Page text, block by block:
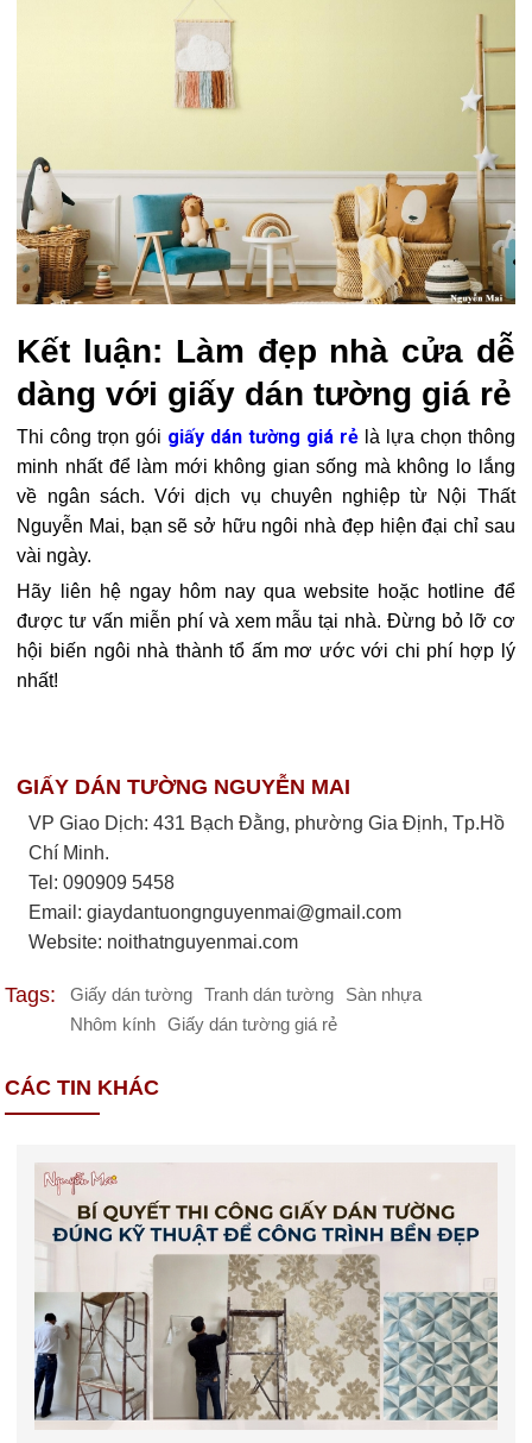
Kết luận: Làm đẹp nhà cửa dễ
dàng với giấy dán tường giá rẻ
Thi công trọn gói giấy dán tường giá rẻlà lựa chọn thông
minh nhất để làm mới không gian sống mà không lo lắng
về ngân sách. Với dịch vụ chuyên nghiệp từ Nội Thất
Nguyễn Mai, bạn sẽ sở hữu ngôi nhà đẹp hiện đại chỉ sau
vài ngày.
Hãy liên hệ ngay hôm nay qua website hoặc hotline để
được tư vấn miễn phí và xem mẫu tại nhà. Đừng bỏ lỡ cơ
hội biến ngôi nhà thành tổ ấm mơ ước với chi phí hợp lý
nhất!
GIẤY DÁN TƯỜNG NGUYỄN MAI
VP Giao Dịch: 431 Bạch Đằng, phường Gia Định, Tp.Hồ
Chí Minh.
Tel: 090909 5458
Email:giaydantuongnguyenmai@gmail.com
Website: noithatnguyenmai.com
Tags: Giấy dán tường Tranh dán tường
Sàn nhựa
Nhôm kính
Giấy dán tường giá rẻ
CÁC TIN KHÁC